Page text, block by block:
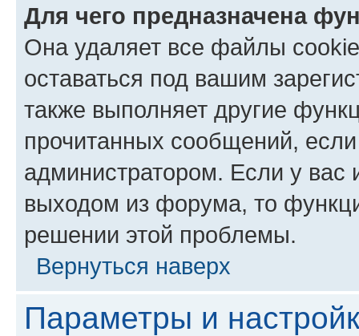
Для чего предназначена
Она удаляет все файлы
оставаться под вашим
также выполняет другие
прочитанных сообщений,
администратором. Если у
выходом из форума, то
решении этой проблемы.
Вернуться наверх
Параметры и